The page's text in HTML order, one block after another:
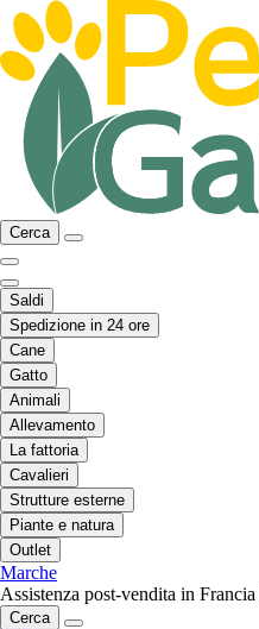
Cerca
Saldi
Spedizione in 24 ore
Cane
Gatto
Animali
Allevamento
La fattoria
Cavalieri
Strutture esterne
Piante e natura
Outlet
Marche
Assistenza post-vendita in Francia
Cerca